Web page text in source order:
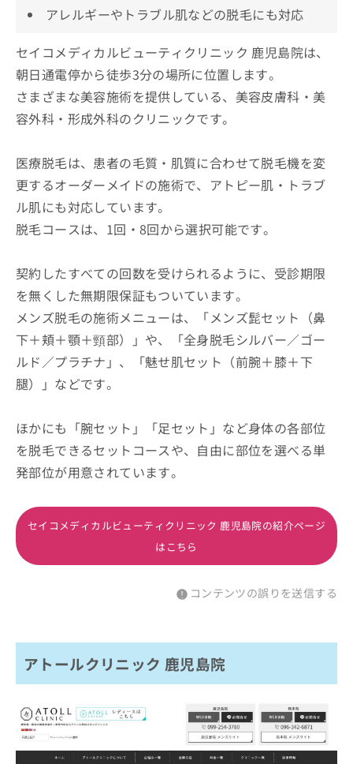
アレルギーやトラブル肌などの脱毛にも対応
セイコメディカルビューティクリニック 鹿児島院は、
朝日通電停から徒歩3分の場所に位置します。
さまざまな美容施術を提供している、美容皮膚科・美
容外科・形成外科のクリニックです。
医療脱毛は、患者の毛質・肌質に合わせて脱毛機を変
更するオーダーメイドの施術で、アトピー肌・トラブ
ル肌にも対応しています。
脱毛コースは、1回・8回から選択可能です。
契約したすべての回数を受けられるように、受診期限
を無くした無期限保証もついています。
メンズ脱毛の施術メニューは、「メンズ髭セット（鼻
下＋頬＋顎＋頸部）」や、「全身脱毛シルバー／ゴー
ルド／プラチナ」、「魅せ肌セット（前腕＋膝＋下
腿）」などです。
ほかにも「腕セット」「足セット」など身体の各部位
を脱毛できるセットコースや、自由に部位を選べる単
発部位が用意されています。
セイコメディカルビューティクリニック 鹿児島院の紹介ページ
はこちら
コンテンツの誤りを送信する
アトールクリニック 鹿児島院